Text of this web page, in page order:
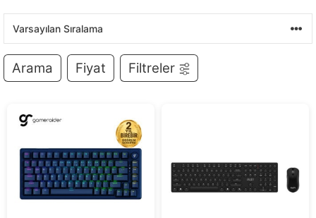
Arama Fiyat Filtreler